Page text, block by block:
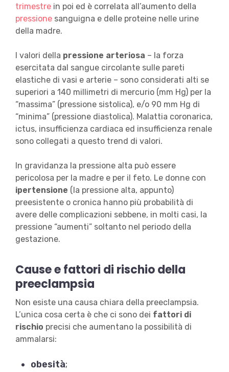
trimestrein poi ed è correlata all’aumento della
pressionesanguigna e delle proteine nelle urine
della madre.
I valori della pressione arteriosa – la forza
esercitata dal sangue circolante sulle pareti
elastiche di vasi e arterie – sono considerati alti se
superiori a 140 millimetri di mercurio (mm Hg) per la
“massima” (pressione sistolica), e/o 90 mm Hg di
“minima” (pressione diastolica). Malattia coronarica,
ictus, insufficienza cardiaca ed insufficienza renale
sono collegati a questo trend di valori.
In gravidanza la pressione alta può essere
pericolosa per la madre e per il feto. Le donne con
ipertensione (la pressione alta, appunto)
preesistente o cronica hanno più probabilità di
avere delle complicazioni sebbene, in molti casi, la
pressione “aumenti” soltanto nel periodo della
gestazione.
Cause e fattori di rischio della
preeclampsia
Non esiste una causa chiara della preeclampsia.
L’unica cosa certa è che ci sono dei fattori di
rischio precisi che aumentano la possibilità di
ammalarsi:
obesità;